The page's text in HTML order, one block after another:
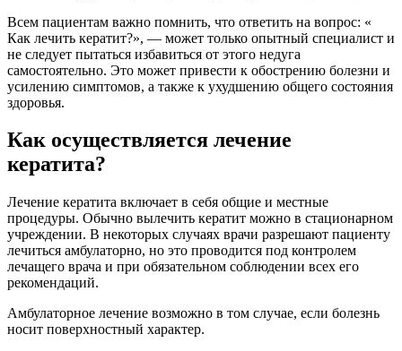
Всем пациентам важно помнить, что ответить на вопрос: «
Как лечить кератит?», — может только опытный специалист и
не следует пытаться избавиться от этого недуга
самостоятельно. Это может привести к обострению болезни и
усилению симптомов, а также к ухудшению общего состояния
здоровья.
Как осуществляется лечение
кератита?
Лечение кератита включает в себя общие и местные
процедуры. Обычно вылечить кератит можно в стационарном
учреждении. В некоторых случаях врачи разрешают пациенту
лечиться амбулаторно, но это проводится под контролем
лечащего врача и при обязательном соблюдении всех его
рекомендаций.
Амбулаторное лечение возможно в том случае, если болезнь
носит поверхностный характер.